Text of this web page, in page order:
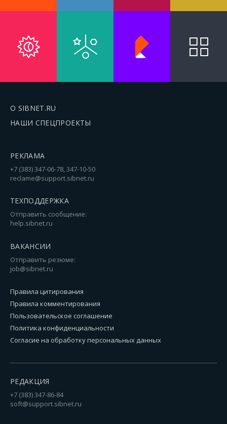
О SIBNET.RU
НАШИ СПЕЦПРОЕКТЫ
РЕКЛАМА
+7 (383) 347-06-78, 347-10-50
reclame@support.sibnet.ru
ТЕХПОДДЕРЖКА
Отправить сообщение:
help.sibnet.ru
ВАКАНСИИ
Отправить резюме:
job@sibnet.ru
Правила цитирования
Правила комментирования
Пользовательское соглашение
Политика конфиденциальности
Согласие на обработку персональных данных
РЕДАКЦИЯ
+7 (383) 347-86-84
soft@support.sibnet.ru